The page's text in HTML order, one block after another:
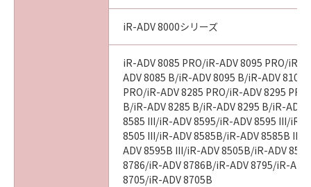
１０．分離可能性
本契約書のいずれかの条項またはその一部が法
律により無効となった場合でも、本契約書のそ
れ以外の条項は完全に有効に存続するものとし
キヤノン株式会社
iR-ADV 8000シリーズ
iR-ADV 8085 PRO/iR-ADV 8095 PRO/iR-
ADV 8085 B/iR-ADV 8095 B/iR-ADV 8105
PRO/iR-ADV 8285 PRO/iR-ADV 8295
B/iR-ADV 8285 B/iR-ADV 8295 B/iR-ADV
8585 III/iR-ADV 8595/iR-ADV 8595 III/iR-
8505 III/iR-ADV 8585B/iR-ADV 8585B III/
ADV 8595B III/iR-ADV 8505B/iR-ADV
8786/iR-ADV 8786B/iR-ADV 8795/iR-
8705/iR-ADV 8705B